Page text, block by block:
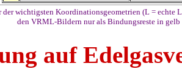
wichtigsten Koordinationsgeometrien (L = echte
den VRML-Bildern nur als Bindungsreste in gelb
auf